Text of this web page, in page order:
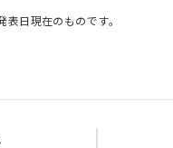
日現在のものです。